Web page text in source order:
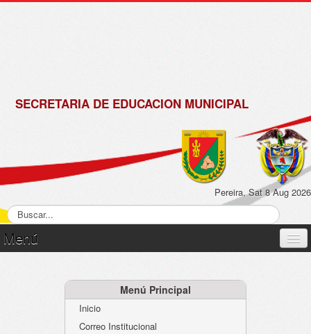
SECRETARIA DE EDUCACION MUNICIPAL
Pereira, Sat 8 Aug 2026
Menú
Atención al Ciudadano
Menú Principal
Inicio
Correo Institucional
de